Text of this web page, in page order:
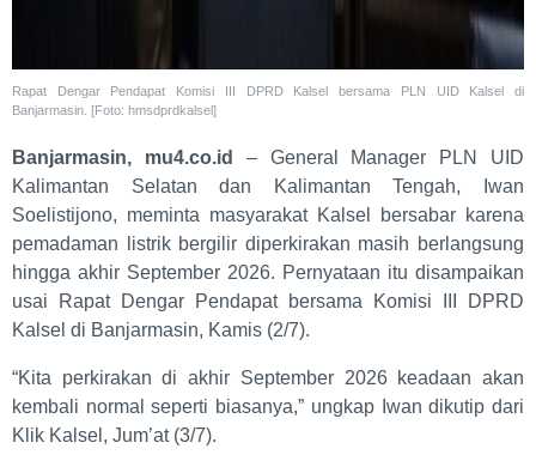
Rapat Dengar Pendapat Komisi III DPRD Kalsel bersama PLN UID Kalsel di
Banjarmasin. [Foto: hmsdprdkalsel]
Banjarmasin, mu4.co.id
– General Manager PLN UID
Kalimantan Selatan dan Kalimantan Tengah, Iwan
Soelistijono, meminta masyarakat Kalsel bersabar karena
pemadaman listrik bergilir diperkirakan masih berlangsung
hingga akhir September 2026. Pernyataan itu disampaikan
usai Rapat Dengar Pendapat bersama Komisi III DPRD
Kalsel di Banjarmasin, Kamis (2/7).
“Kita perkirakan di akhir September 2026 keadaan akan
kembali normal seperti biasanya,” ungkap Iwan dikutip dari
Klik Kalsel, Jum’at (3/7).